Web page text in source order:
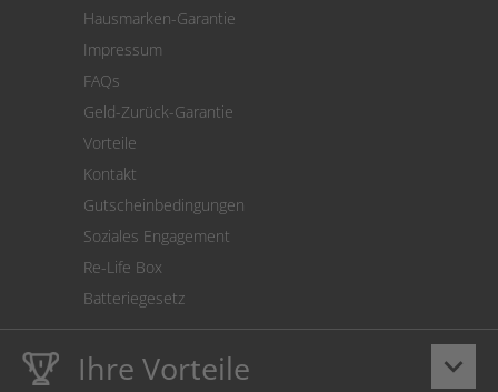
Cookie Einstellungen
Hausmarken-Garantie
Impressum
FAQs
Geld-Zurück-Garantie
Vorteile
Kontakt
Gutscheinbedingungen
Soziales Engagement
Re-Life Box
Batteriegesetz
keyboard_arrow_down
Ihre Vorteile